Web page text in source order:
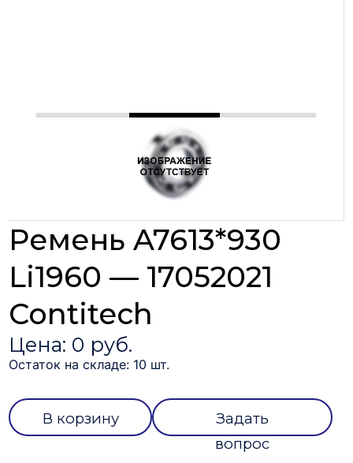
Ремень A7613*930
Li1960 — 17052021
Contitech
Цена: 0 руб.
Остаток на складе: 10 шт.
В корзину
Задать
вопрос